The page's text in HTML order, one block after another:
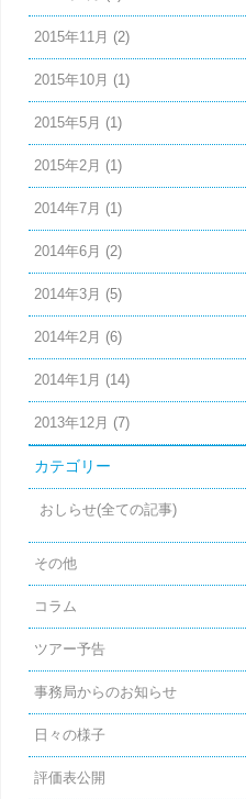
2015年11月 (2)
2015年10月 (1)
2015年5月 (1)
2015年2月 (1)
2014年7月 (1)
2014年6月 (2)
2014年3月 (5)
2014年2月 (6)
2014年1月 (14)
2013年12月 (7)
カテゴリー
おしらせ(全ての記事)
その他
コラム
ツアー予告
事務局からのお知らせ
日々の様子
評価表公開